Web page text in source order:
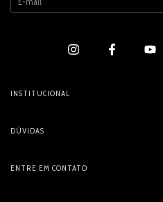
INSTITUCIONAL
DÚVIDAS
ENTRE EM CONTATO